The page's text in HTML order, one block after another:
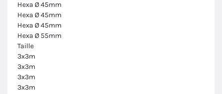
Hexa Ø 45mm
Hexa Ø 45mm
Hexa Ø 45mm
Hexa Ø 55mm
Taille
3x3m
3x3m
3x3m
3x3m